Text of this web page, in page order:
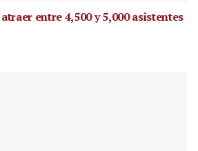
entre 4,500 y 5,000 asistentes